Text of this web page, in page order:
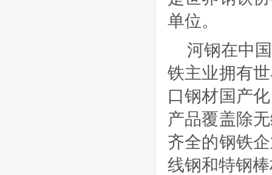
单位。
河钢在中
铁主业拥有
口钢材国产
产品覆盖除
齐全的钢铁
线钢和特钢